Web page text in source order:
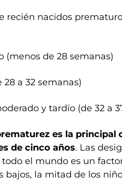
recién nacidos
(menos de 28 semanas)
a 32 semanas)
y tardío (de 32 a
es la principal
de cinco años. Las
el mundo es un
bajos, la mitad de los